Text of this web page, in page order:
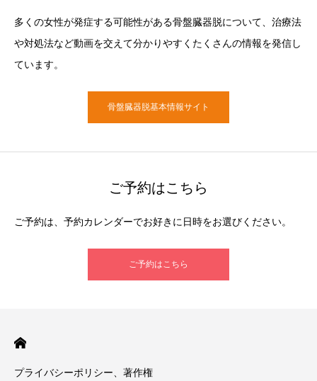
多くの女性が発症する可能性がある骨盤臓器脱について、治療法
や対処法など動画を交えて分かりやすくたくさんの情報を発信し
ています。
骨盤臓器脱基本情報サイト
ご予約はこちら
ご予約は、予約カレンダーでお好きに日時をお選びください。
ご予約はこちら
プライバシーポリシー、著作権